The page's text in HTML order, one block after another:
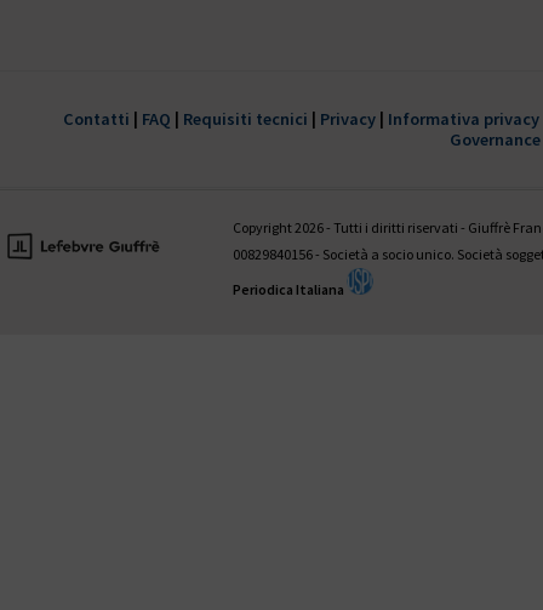
trimestrale Giustizia civile
Contatti | FAQ | Requisiti tecnici | Privacy | Informativa
Governance
Copyright 2026 - Tutti i diritti riservati - Giuffrè
00829840156 - Società a socio unico. Società
Periodica Italiana